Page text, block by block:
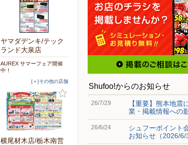
ヤマダデンキ/テック
ランド大泉店
AUREX サマーフェア開催
中！
[＋]その他の店舗
横尾材木店/栃木南営
Shufoo!からのお知らせ
26/7/29
【重要】熊本地震
業・掲載情報への
26/6/24
シュフーポイント
お知らせ（2026/6/